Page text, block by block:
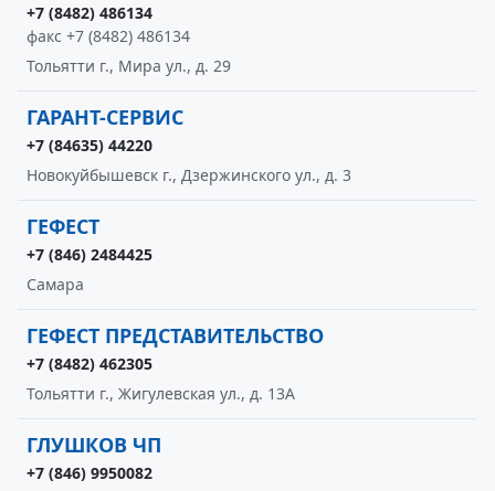
+7 (8482) 486134
факс +7 (8482) 486134
Тольятти г., Мира ул., д. 29
ГАРАНТ-СЕРВИС
+7 (84635) 44220
Новокуйбышевск г., Дзержинского ул., д. 3
ГЕФЕСТ
+7 (846) 2484425
Самара
ГЕФЕСТ ПРЕДСТАВИТЕЛЬСТВО
+7 (8482) 462305
Тольятти г., Жигулевская ул., д. 13А
ГЛУШКОВ ЧП
+7 (846) 9950082